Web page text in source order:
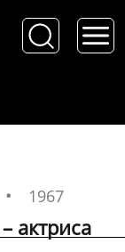
1967
актриса